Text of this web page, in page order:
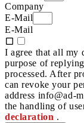
Company
E-Mail
E-Mail
I agree that all my
purpose of
processed. After
can revoke your
address info@ad-
the handling of
declaration .